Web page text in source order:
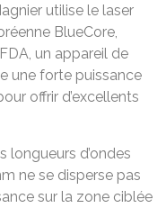
utilise le laser
BlueCore,
un appareil de
une forte puissance
offrir d’excellents
longueurs d’ondes
ne se disperse pas
sur la zone ciblée